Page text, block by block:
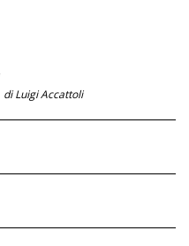
di Luigi Accattoli